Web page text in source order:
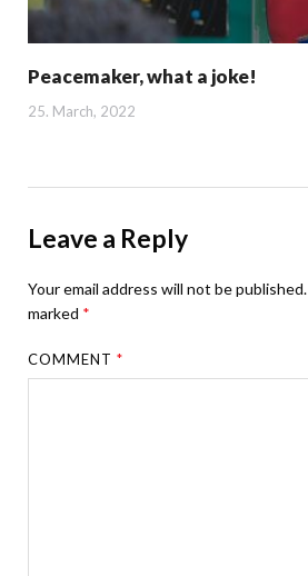
Peacemaker, what a joke!
25. March, 2022
Leave a Reply
Your email address will not be published.
marked *
COMMENT*